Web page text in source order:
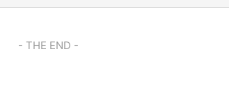
- THE END -